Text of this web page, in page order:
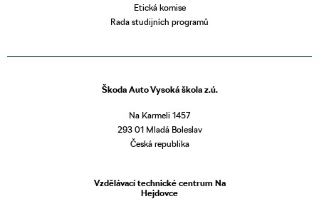
Etická komise
Rada studijních programů
Škoda Auto Vysoká škola z.ú.
Na Karmeli 1457
293 01 Mladá Boleslav
Česká republika
Vzdělávací technické centrum Na
Hejdovce